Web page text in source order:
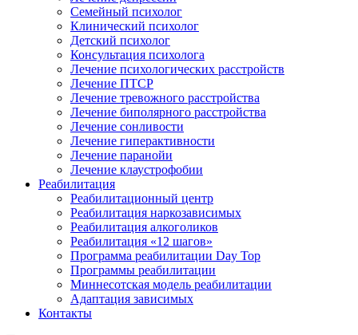
Семейный психолог
Клинический психолог
Детский психолог
Консультация психолога
Лечение психологических расстройств
Лечение ПТСР
Лечение тревожного расстройства
Лечение биполярного расстройства
Лечение сонливости
Лечение гиперактивности
Лечение паранойи
Лечение клаустрофобии
Реабилитация
Реабилитационный центр
Реабилитация наркозависимых
Реабилитация алкоголиков
Реабилитация «12 шагов»
Программа реабилитации Day Top
Программы реабилитации
Миннесотская модель реабилитации
Адаптация зависимых
Контакты